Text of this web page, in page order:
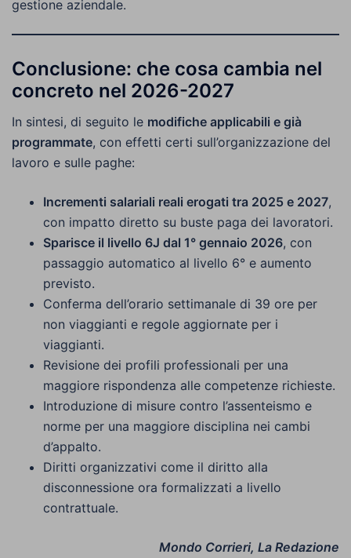
gestione aziendale.
Conclusione: che cosa cambia nel
concreto nel 2026-2027
In sintesi, di seguito le modifiche applicabili e già
programmate, con effetti certi sull’organizzazione del
lavoro e sulle paghe:
Incrementi salariali reali erogati tra 2025 e 2027,
con impatto diretto su buste paga dei lavoratori.
Sparisce il livello 6J dal 1° gennaio 2026, con
passaggio automatico al livello 6° e aumento
previsto.
Conferma dell’orario settimanale di 39 ore per
non viaggianti e regole aggiornate per i
viaggianti.
Revisione dei profili professionali per una
maggiore rispondenza alle competenze richieste.
Introduzione di misure contro l’assenteismo e
norme per una maggiore disciplina nei cambi
d’appalto.
Diritti organizzativi come il diritto alla
disconnessione ora formalizzati a livello
contrattuale.
Mondo Corrieri, La Redazione